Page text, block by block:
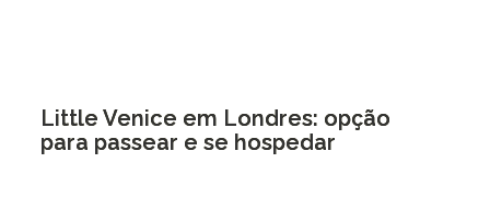
Little Venice em Londres: opção
para passear e se hospedar